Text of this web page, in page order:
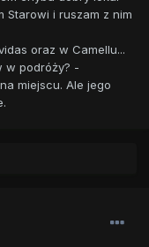
Starowi i ruszam z nim
oraz w Camellu...
w podróży? -
miejscu. Ale jego